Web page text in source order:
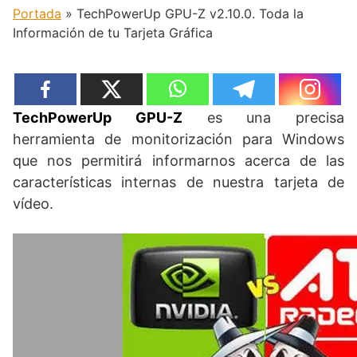
Portada » TechPowerUp GPU-Z v2.10.0. Toda la
Información de tu Tarjeta Gráfica
TechPowerUp GPU-Z es una precisa
herramienta de monitorización para Windows
que nos permitirá informarnos acerca de las
características internas de nuestra tarjeta de
vídeo.